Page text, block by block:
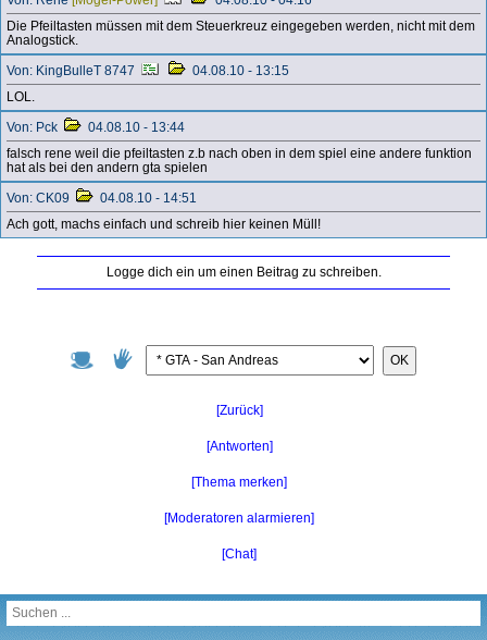
OK
[Zurück]
[Antworten]
[Thema merken]
[Moderatoren alarmieren]
[Chat]
Die Pfeiltasten müssen mit dem Steuerkreuz eingegeben werden, nicht mit dem
Analogstick.
Von: KingBulleT 8747
04.08.10 - 13:15
LOL.
Von: Pck
04.08.10 - 13:44
falsch rene weil die pfeiltasten z.b nach oben in dem spiel eine andere funktion
hat als bei den andern gta spielen
Von: CK09
04.08.10 - 14:51
Ach gott, machs einfach und schreib hier keinen Müll!
Logge dich ein um einen Beitrag zu schreiben.